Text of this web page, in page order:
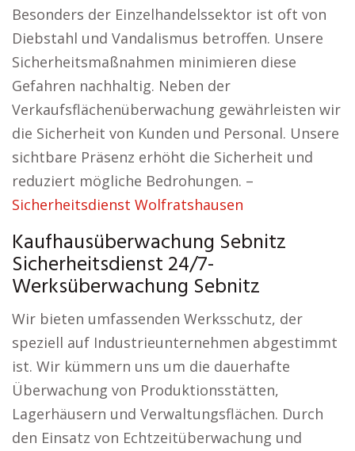
Besonders der Einzelhandelssektor ist oft von
Diebstahl und Vandalismus betroffen. Unsere
Sicherheitsmaßnahmen minimieren diese
Gefahren nachhaltig. Neben der
Verkaufsflächenüberwachung gewährleisten wir
die Sicherheit von Kunden und Personal. Unsere
sichtbare Präsenz erhöht die Sicherheit und
reduziert mögliche Bedrohungen. –
Sicherheitsdienst Wolfratshausen
Kaufhausüberwachung Sebnitz
Sicherheitsdienst 24/7-
Werksüberwachung Sebnitz
Wir bieten umfassenden Werksschutz, der
speziell auf Industrieunternehmen abgestimmt
ist. Wir kümmern uns um die dauerhafte
Überwachung von Produktionsstätten,
Lagerhäusern und Verwaltungsflächen. Durch
den Einsatz von Echtzeitüberwachung und